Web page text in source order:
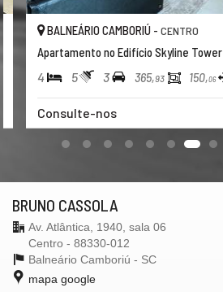
BALNEÁRIO CAMBORIÚ - CENTRO
Apartamento no Edifício Skyline Tower
4 5 3 365,93 150,06
Consulte-nos
BRUNO CASSOLA
Av. Atlântica, 1940, sala 06
Centro - 88330-012
Balneário Camboriú - SC
mapa google